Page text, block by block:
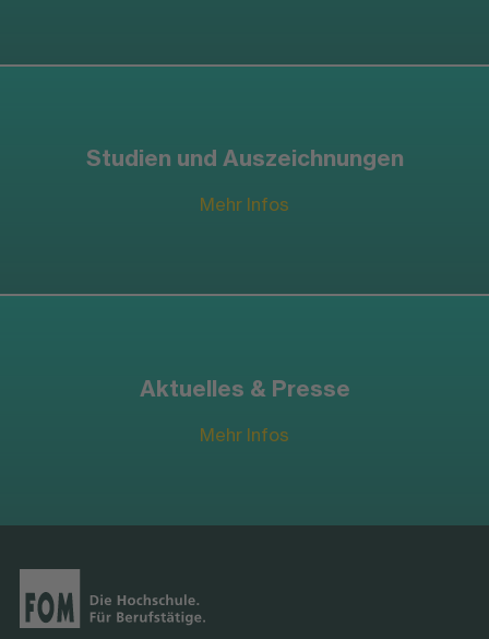
Studien und Auszeichnungen
Mehr Infos
Aktuelles & Presse
Mehr Infos